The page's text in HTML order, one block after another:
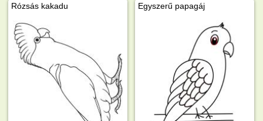
Rózsás kakadu Egyszerű papagáj